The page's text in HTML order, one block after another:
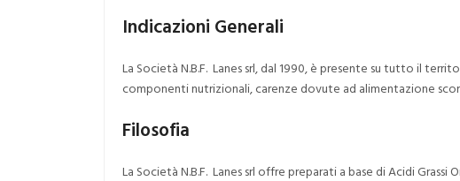
Indicazioni Generali
La Società N.B.F. Lanes srl, dal 1990, è presente su tutto il
componenti nutrizionali, carenze dovute ad alimentazione
Filosofia
La Società N.B.F. Lanes srl offre preparati a base di Acidi